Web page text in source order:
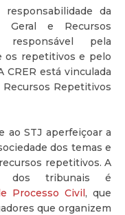
da
Geral e Recursos
responsável pela
os repetitivos e pelo
CRER está vinculada
Recursos Repetitivos
ao STJ aperfeiçoar a
dos temas e
repetitivos. A
dos tribunais é
Processo Civil, que
que organizem